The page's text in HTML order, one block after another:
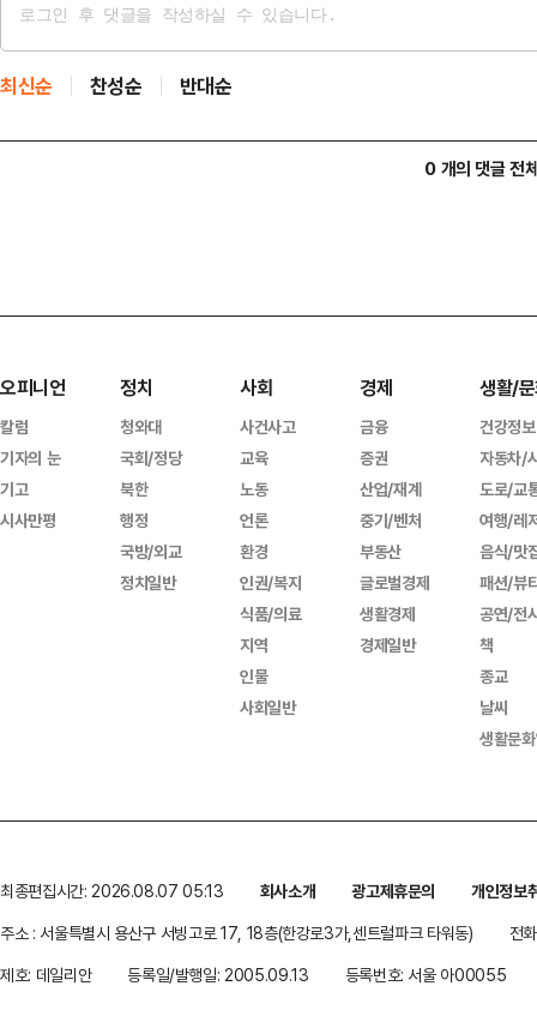
최신순 찬성순 반대순
0 개의 댓글 전
오피니언
칼럼
기자의 눈
기고
시사만평
정치
청와대
국회/정당
북한
행정
국방/외교
정치일반
사회
사건사고
교육
노동
언론
환경
인권/복지
식품/의료
지역
인물
사회일반
경제
금융
증권
산업/재계
중기/벤처
부동산
글로벌경제
생활경제
경제일반
생활/
건강정보
자동차/
도로/교
여행/레
음식/맛
패션/뷰
공연/전
책
종교
날씨
생활문
최종편집시간: 2026.08.07 05:13 회사소개 광고제휴문의
개인정보
주소 : 서울특별시 용산구 서빙고로 17, 18층(한강로3가,센트럴파크 타워동)
전
제호: 데일리안
등록일/발행일: 2005.09.13 등록번호: 서울 아00055